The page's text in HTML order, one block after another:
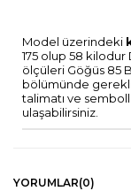
Model üzerindeki
175 olup 58
ölçüleri Göğüs 85
bölümünde gerekli
talimatı ve
ulaşabilirsiniz.
YORUMLAR(0)